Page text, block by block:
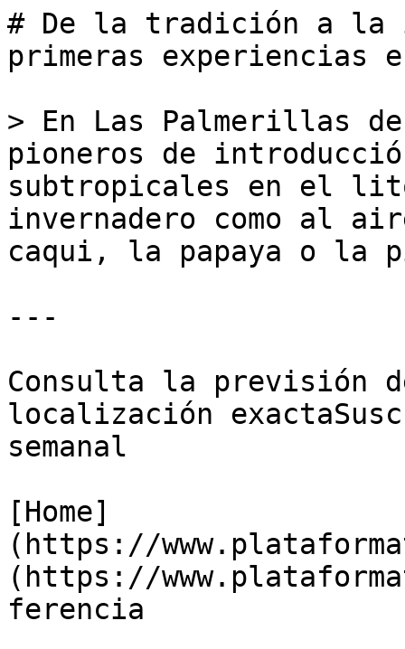
# De la tradición a la
primeras
> En Las Palmerillas
pioneros de
subtropicales en el
invernadero como al
caqui, la papaya o la
---
Consulta la previsión
localización
semanal
[Home]
(https://
(https://
ferencia